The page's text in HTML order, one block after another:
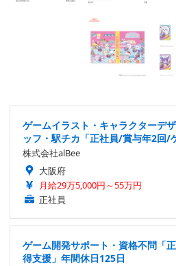
ゲームイラスト・キャラクターデ
ッフ・駅チカ「正社員/賞与年2回/
株式会社alBee
大阪府
月給29万5,000円～55万円
正社員
ゲーム開発サポート・資格不問「
得支援」年間休日125日